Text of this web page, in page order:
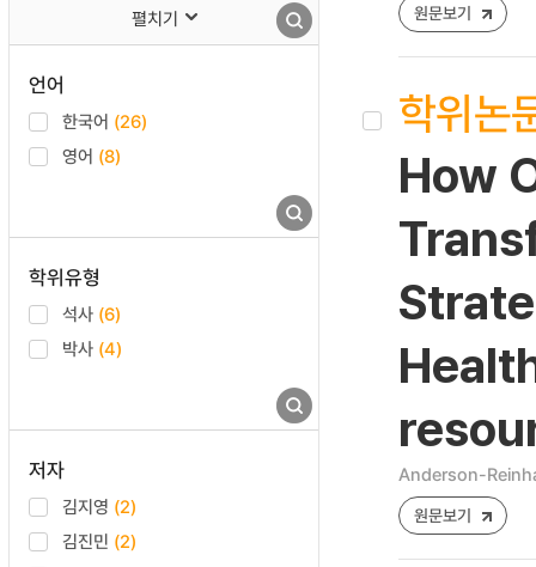
펼치기
언어
한국어 (26)
영어 (8)
학위유형
석사 (6)
박사 (4)
저자
김지영 (2)
김진민 (2)
원문보기
학위논
How
Anderson-
원문보기